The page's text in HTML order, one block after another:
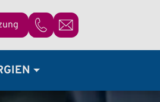
07821 / 92 37 68 - 0